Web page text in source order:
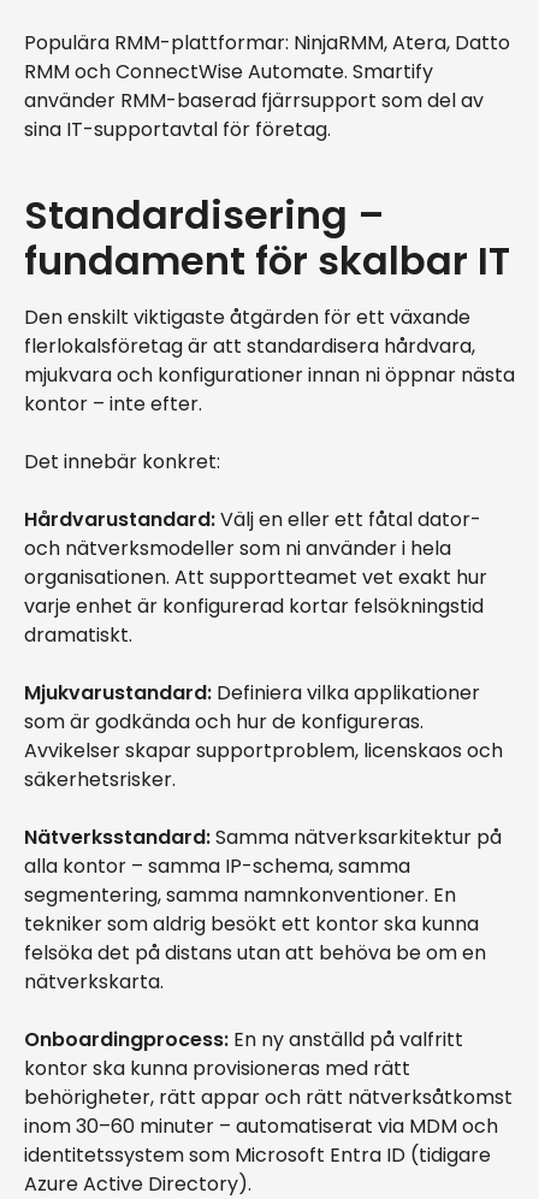
Populära RMM-plattformar: NinjaRMM, Atera, Datto
RMM och ConnectWise Automate. Smartify
använder RMM-baserad fjärrsupport som del av
sina IT-supportavtal för företag.
Standardisering –
fundament för skalbar IT
Den enskilt viktigaste åtgärden för ett växande
flerlokalsföretag är att standardisera hårdvara,
mjukvara och konfigurationer innan ni öppnar nästa
kontor – inte efter.
Det innebär konkret:
Hårdvarustandard:Välj en eller ett fåtal dator-
och nätverksmodeller som ni använder i hela
organisationen. Att supportteamet vet exakt hur
varje enhet är konfigurerad kortar felsökningstid
dramatiskt.
Mjukvarustandard: Definiera vilka applikationer
som är godkända och hur de konfigureras.
Avvikelser skapar supportproblem, licenskaos och
säkerhetsrisker.
Nätverksstandard:Samma nätverksarkitektur på
alla kontor – samma IP-schema, samma
segmentering, samma namnkonventioner. En
tekniker som aldrig besökt ett kontor ska kunna
felsöka det på distans utan att behöva be om en
nätverkskarta.
Onboardingprocess: En ny anställd på valfritt
kontor ska kunna provisioneras med rätt
behörigheter, rätt appar och rätt nätverksåtkomst
inom 30–60 minuter – automatiserat via MDM och
identitetssystem som Microsoft Entra ID (tidigare
Azure Active Directory).